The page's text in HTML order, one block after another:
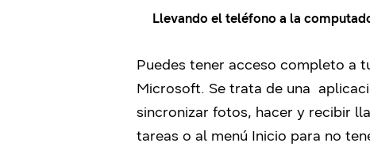
Llevando el teléfono a la
Puedes tener acceso completo a
Microsoft. Se trata de una
sincronizar fotos, hacer y recibir
tareas o al menú Inicio para no